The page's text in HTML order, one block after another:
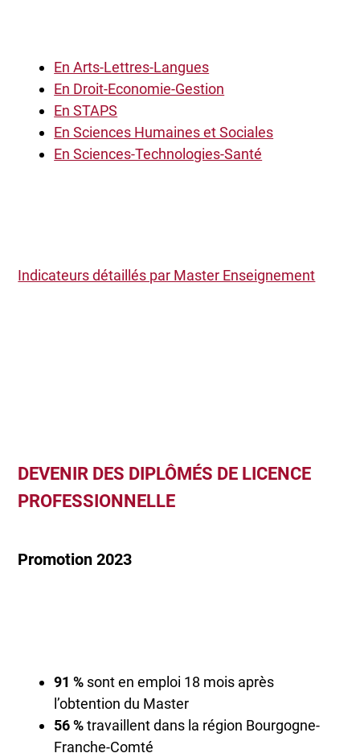
En Arts-Lettres-Langues
En Droit-Economie-Gestion
En STAPS
En Sciences Humaines et Sociales
En Sciences-Technologies-Santé
Indicateurs détaillés par Master Enseignement
DEVENIR DES DIPLÔMÉS DE LICENCE
PROFESSIONNELLE
Promotion 2023
91 % sont en emploi 18 mois après
l’obtention du Master
56 %travaillent dans la région Bourgogne-
Franche-Comté